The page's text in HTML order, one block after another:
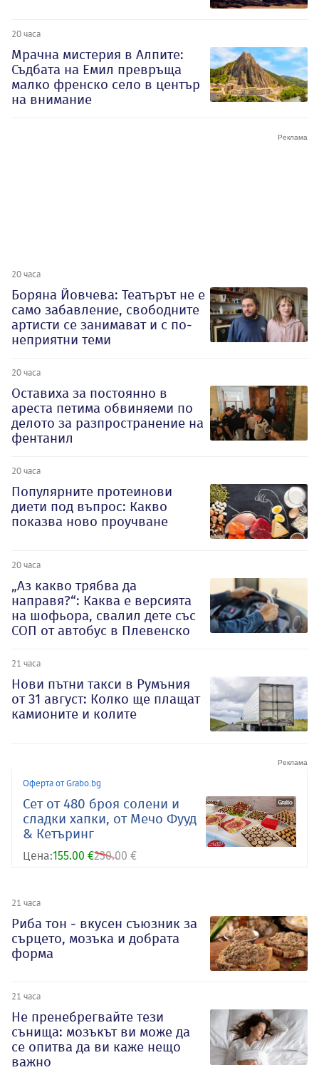
20 часа
Мрачна мистерия в Алпите:
Съдбата на Емил превръща
малко френско село в център
на внимание
20 часа
Боряна Йовчева: Театърът не е
само забавление, свободните
артисти се занимават и с по-
неприятни теми
20 часа
Оставиха за постоянно в
ареста петима обвиняеми по
делото за разпространение на
фентанил
20 часа
Популярните протеинови
диети под въпрос: Какво
показва ново проучване
20 часа
„Аз какво трябва да
направя?“: Каква е версията
на шофьора, свалил дете със
СОП от автобус в Плевенско
21 часа
Нови пътни такси в Румъния
от 31 август: Колко ще плащат
камионите и колите
Оферта от Grabo.bg
Сет от 480 броя солени и
сладки хапки, от Мечо Фууд
& Кетъринг
Цена:155.00 €230.00 €
21 часа
Риба тон - вкусен съюзник за
сърцето, мозъка и добрата
форма
21 часа
Не пренебрегвайте тези
сънища: мозъкът ви може да
се опитва да ви каже нещо
важно